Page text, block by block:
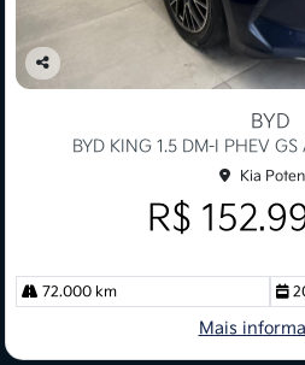
Co
BYD
BYD KING 1.5 DM-I PHEV
Kia
R$
72.000 km
Mais